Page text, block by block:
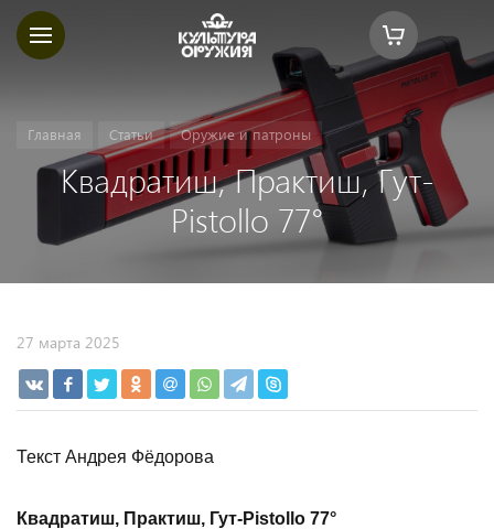
Главная Статьи Оружие и патроны
Квадратиш, Практиш, Гут-
Pistollo 77°
27 марта 2025
Текст Андрея Фёдорова
Квадратиш, Практиш, Гут-Pistollo 77°